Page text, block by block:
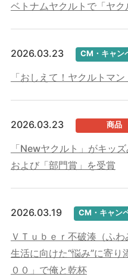
ベトナムヤクルトで「ヤ
2026.03.23 CM・キャン
「おしえて！ヤクルトマ
2026.03.23 商品
「Newヤクルト」がキッ
および「部門賞」を受賞
2026.03.19 CM・キャン
ＶＴｕｂｅｒ不破湊（ふ
生活に向けた“悩み”に寄り
００」で俺と乾杯